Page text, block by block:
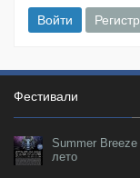
Войти
Фестивали
Summer
лето